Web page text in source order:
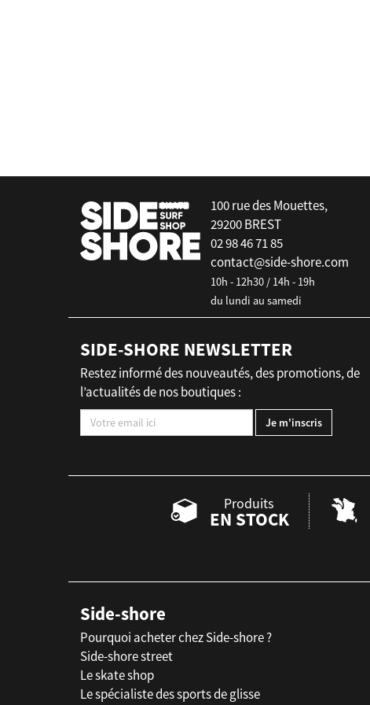
100 rue des Mouettes,
29200 BREST
02 98 46 71 85
contact@side-shore.com
10h - 12h30 / 14h - 19h
du lundi au samedi
SIDE-SHORE NEWSLETTER
Restez informé des nouveautés, des promotions, de
l’actualités de nos boutiques :
Produits
EN STOCK
Side-shore
Pourquoi acheter chez Side-shore ?
Side-shore street
Le skate shop
Le spécialiste des sports de glisse